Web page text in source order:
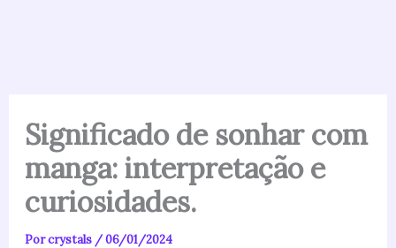
Significado de sonhar com
manga: interpretação e
curiosidades.
Porcrystals /06/01/2024